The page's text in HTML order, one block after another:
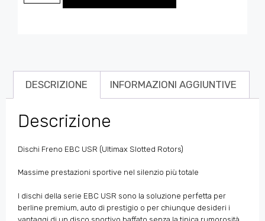
DESCRIZIONE INFORMAZIONI AGGIUNTIVE
Descrizione
Dischi Freno EBC USR (Ultimax Slotted Rotors)
Massime prestazioni sportive nel silenzio più totale
I dischi della serie EBC USR sono la soluzione perfetta per
berline premium, auto di prestigio o per chiunque desideri i